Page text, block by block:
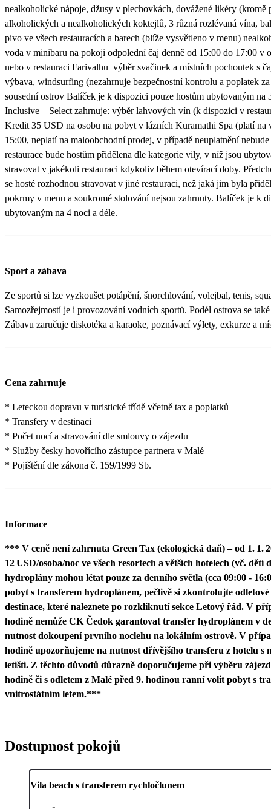
nealkoholické nápoje, džusy v plechovkách, dovážené likéry (kromě
alkoholických a nealkoholických koktejlů, 3 různá rozlévaná vína,
pivo ve všech restauracích a barech (blíže vysvětleno v menu)
voda v minibaru na pokoji odpolední čaj denně od 15:00 do 17:00 v
nebo v restauraci Farivalhu výběr svačinek a místních pochoutek s
výbava, windsurfing (nezahrnuje bezpečnostní kontrolu a poplatek
sousední ostrov Balíček je k dispozici pouze hostům ubytovaným
Inclusive – Select zahrnuje: výběr lahvových vín (k dispozici v
Kredit 35 USD na osobu na pobyt v lázních Kuramathi Spa (platí na
15:00, neplatí na maloobchodní prodej, v případě neuplatnění
restaurace bude hostům přidělena dle kategorie vily, v níž jsou
stravovat v jakékoli restauraci kdykoliv během otevírací doby.
se hosté rozhodnou stravovat v jiné restauraci, než jaká jim byla
pokrmy v menu a soukromé stolování nejsou zahrnuty. Balíček je k
ubytovaným na 4 noci a déle.
Sport a zábava
Ze sportů si lze vyzkoušet potápění, šnorchlování, volejbal, tenis,
Samozřejmostí je i provozování vodních sportů. Podél ostrova se
Zábavu zaručuje diskotéka a karaoke, poznávací výlety, exkurze a
Cena zahrnuje
* Leteckou dopravu v turistické třídě včetně tax a poplatků
* Transfery v destinaci
* Počet nocí a stravování dle smlouvy o zájezdu
* Služby česky hovořícího zástupce partnera v Malé
* Pojištění dle zákona č. 159/1999 Sb.
Informace
*** V ceně není zahrnuta Green Tax (ekologická daň) – od 1. 1.
12 USD/osoba/noc ve všech resortech a větších hotelech (vč. dětí
hydroplány mohou létat pouze za denního světla (cca 09:00 -
pobyt s transferem hydroplánem, pečlivě si zkontrolujte
destinace, které naleznete po rozkliknutí sekce Letový řád. V
hodině nemůže CK Čedok garantovat transfer hydroplánem v
nutnost dokoupení prvního noclehu na lokálním ostrově. V
hodině upozorňujeme na nutnost dřívějšího transferu z hotelu s
letišti. Z těchto důvodů důrazně doporučujeme při výběru
hodině či s odletem z Malé před 9. hodinou ranní volit pobyt s
vnitrostátním letem.***
Dostupnost pokojů
Vila beach s transferem rychločlunem